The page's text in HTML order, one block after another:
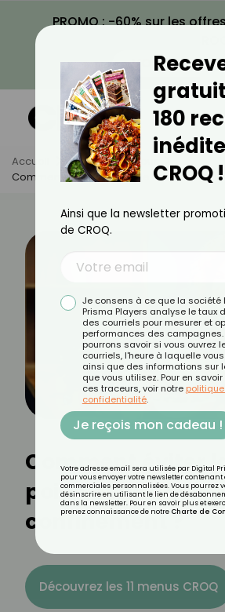
PROMO : -60% sur les
VOIR LA
Accueil Actus
Minceur
Comment Éviter La Prise De Poids
Comment éviter
poids pendant le
confinement ?
Découvrez les 11 menus CROQ
180
CROQ !
Ainsi que la newsletter
de CROQ.
Je consens à ce que la société
Prisma Players analyse le taux
des courriels pour mesurer et
performances des campagnes.
pourrons savoir si vous ouvrez
courriels, l'heure à laquelle
ainsi que des informations sur
que vous utilisez. Pour en
ces traceurs, voir notre
confidentialité.
Je reçois mon cadeau !
Votre adresse email sera utilisée par Digital
pour vous envoyer votre newsletter contenant
commerciales personnalisées. Vous pourrez
désinscrire en utilisant le lien de
dans la newsletter. Pour en savoir plus et
prenez connaissance de notre Charte de